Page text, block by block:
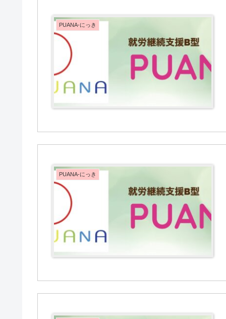
PUANA-にっき
PUANA-にっき